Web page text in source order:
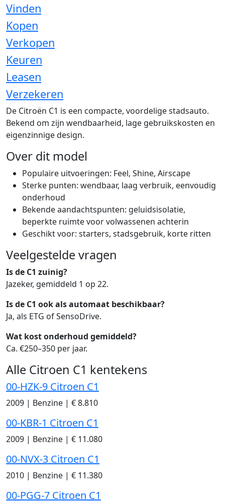
Vinden
Kopen
Verkopen
Keuren
Leasen
Verzekeren
De Citroën C1 is een compacte, voordelige stadsauto.
Bekend om zijn wendbaarheid, lage gebruikskosten en
eigenzinnige design.
Over dit model
Populaire uitvoeringen: Feel, Shine, Airscape
Sterke punten: wendbaar, laag verbruik, eenvoudig
onderhoud
Bekende aandachtspunten: geluidsisolatie,
beperkte ruimte voor volwassenen achterin
Geschikt voor: starters, stadsgebruik, korte ritten
Veelgestelde vragen
Is de C1 zuinig?
Jazeker, gemiddeld 1 op 22.
Is de C1 ook als automaat beschikbaar?
Ja, als ETG of SensoDrive.
Wat kost onderhoud gemiddeld?
Ca. €250–350 per jaar.
Alle Citroen C1 kentekens
00-HZK-9 Citroen C1
2009 | Benzine | € 8.810
00-KBR-1 Citroen C1
2009 | Benzine | € 11.080
00-NVX-3 Citroen C1
2010 | Benzine | € 11.380
00-PGG-7 Citroen C1